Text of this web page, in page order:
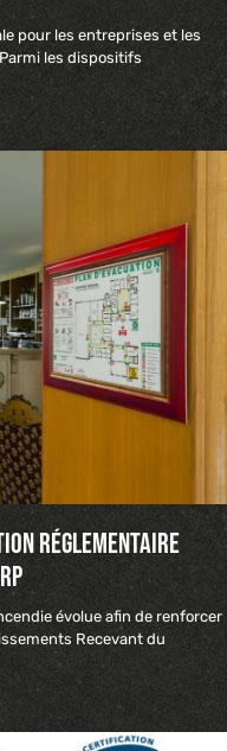
pour les entreprises et les
les dispositifs
réglementaire
évolue afin de renforcer
Recevant du